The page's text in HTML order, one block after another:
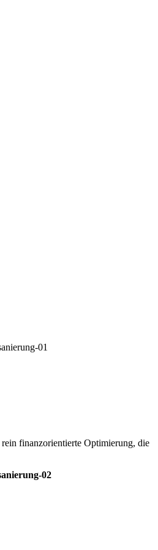
finanzorientierte Optimierung, die